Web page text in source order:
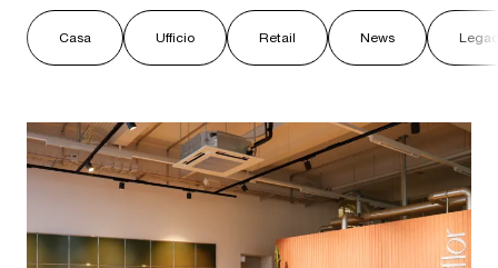
Casa Ufficio Retail News